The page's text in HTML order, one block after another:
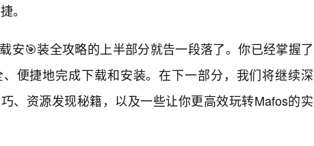
。
安🎯装全攻略的上半部分就告一段落了。你已经掌握了
便捷地完成下载和安装。在下一部分，我们将继续深
、资源发现秘籍，以及一些让你更高效玩转Mafos的实